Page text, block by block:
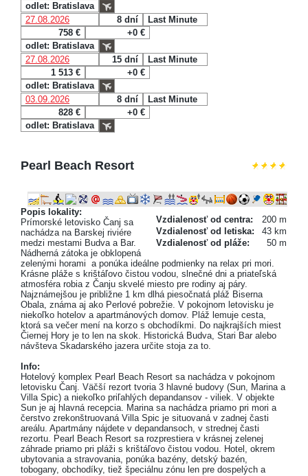
odlet: Bratislava
27.08.2026
8 dní
Last Minute
758 €
+0 €
odlet: Bratislava
27.08.2026
15 dní
Last Minute
1 513 €
+0 €
odlet: Bratislava
03.09.2026
8 dní
Last Minute
828 €
+0 €
odlet: Bratislava
Pearl Beach Resort
Vzdialenosť od centra:
200 m
Vzdialenosť od letiska:
43 km
Vzdialenosť od pláže:
50 m
Popis lokality:
Prímorské letovisko Čanj sa
nachádza na Barskej riviére
medzi mestami Budva a Bar.
Nádherná zátoka je obklopená
zelenými horami a ponúka ideálne podmienky na relax pri mori.
Krásne pláže s krištáľovo čistou vodou, slnečné dni a priateľská
atmosféra robia z Čanju skvelé miesto pre rodiny aj páry.
Najznámejšou je približne 1 km dlhá piesočnatá pláž Biserna
Obala, známa aj ako Perlové pobrežie. V pokojnom letovisku je
niekoľko hotelov a apartmánových domov. Pláž lemuje cesta,
ktorá sa večer mení na korzo s obchodíkmi. Do najkrajších miest
Čiernej Hory je to len na skok. Historická Budva, Stari Bar alebo
návšteva Skadarského jazera určite stoja za to.
Info:
Hotelový komplex Pearl Beach Resort sa nachádza v pokojnom
letovisku Čanj. Väčší rezort tvoria 3 hlavné budovy (Sun, Marina a
Villa Spic) a niekoľko priľahlých depandansov - viliek. V objekte
Sun je aj hlavná recepcia. Marina sa nachádza priamo pri mori a
čerstvo zrekonštruovaná Villa Spic je situovaná v zadnej časti
areálu. Apartmány nájdete v depandansoch, v strednej časti
rezortu. Pearl Beach Resort sa rozprestiera v krásnej zelenej
záhrade priamo pri pláži s krištáľovo čistou vodou. Hotel, okrem
ubytovania a stravovania, ponúka bazény, detský bazén,
tobogany, obchodíky, tiež špeciálnu zónu len pre dospelých a